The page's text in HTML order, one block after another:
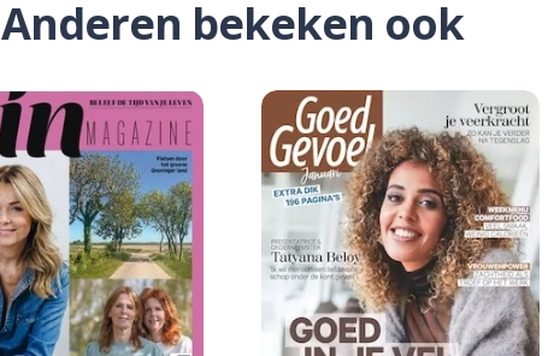
Anderen bekeken ook